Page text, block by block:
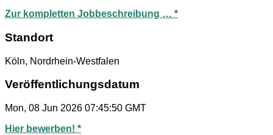
Zur kompletten Jobbeschreibung … *
Standort
Köln, Nordrhein-Westfalen
Veröffentlichungsdatum
Mon, 08 Jun 2026 07:45:50 GMT
Hier bewerben! *